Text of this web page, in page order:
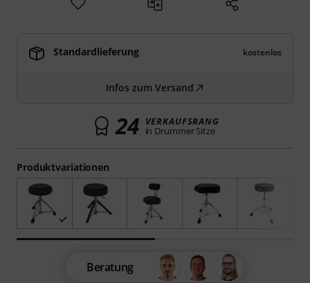
Produktvariationen
Standardlieferung kostenlos
Infos zum Versand
24 VERKAUFSRANG
in Drummer Sitze
Beratung